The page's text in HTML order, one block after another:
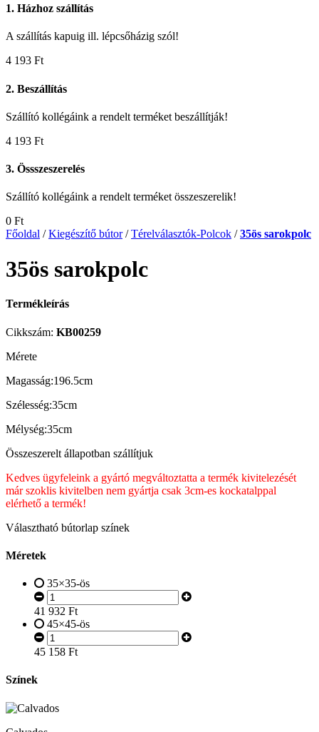
1. Házhoz szállítás
A szállítás kapuig ill. lépcsőházig szól!
4 193 Ft
2. Beszállítás
Szállító kollégáink a rendelt terméket beszállítják!
4 193 Ft
3. Össszeszerelés
Szállító kollégáink a rendelt terméket összeszerelik!
0 Ft
Főoldal /Kiegészítő bútor/Térelválasztók-Polcok /35ös sarokpolc
35ös sarokpolc
Termékleírás
Cikkszám: KB00259
Mérete
Magasság:196.5cm
Szélesség:35cm
Mélység:35cm
Összeszerelt állapotban szállítjuk
Kedves ügyfeleink a gyártó megváltoztatta a termék kivitelezését
már szoklis kivitelben nem gyártja csak 3cm-es kockatalppal
elérhető a termék!
Választható bútorlap színek
Méretek
35×35-ös
41 932 Ft
45×45-ös
45 158 Ft
Színek